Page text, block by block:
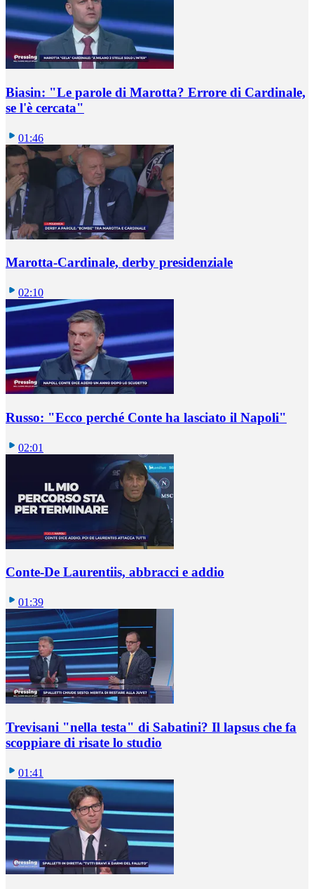
Biasin: "Le parole di Marotta? Errore di Cardinale,
se l'è cercata"
01:46
Marotta-Cardinale, derby presidenziale
02:10
Russo: "Ecco perché Conte ha lasciato il Napoli"
02:01
Conte-De Laurentiis, abbracci e addio
01:39
Trevisani "nella testa" di Sabatini? Il lapsus che fa
scoppiare di risate lo studio
01:41